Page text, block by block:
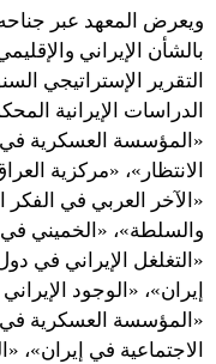
بالشأن الإيراني
التقرير الإستراتيجي
الدراسات الإيرانية
«المؤسسة العسكرية في
الانتظار»، «مركزية
«الآخر العربي في الفكر
والسلطة»، «الخميني في
«التغلغل الإيراني في
إيران»، «الوجود
«المؤسسة العسكرية في
الاجتماعية في إيران»،